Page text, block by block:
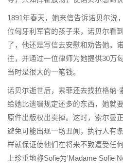
1891年春天，她来信告诉诺贝尔说
位匈牙利军官的孩子来，诺贝尔看
了，他还是写信去安慰和劝告她。
往，并通过一位律师为她提供30万
当时是很大的一笔钱。
诺贝尔逝世后，索菲还去找拉格纳·
给她比遗嘱规定还多的东西，她就
原件出版权出卖掉。这时，索尔曼
避免可能出现一场丑闻，执行人有
样就保证使他们在将来不致遭受任
上珍重地称Sofie为'Madame Sofie